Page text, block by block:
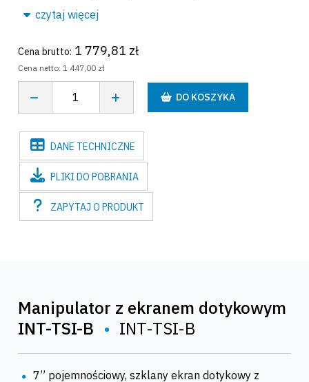
czytaj więcej
Cena brutto: 1 779,81 zł
Cena netto: 1 447,00 zł
DO KOSZYKA
DANE TECHNICZNE
PLIKI DO POBRANIA
ZAPYTAJO PRODUKT
Manipulator z ekranem dotykowym
INT-TSI-B • INT-TSI-B
7” pojemnościowy, szklany ekran dotykowy z